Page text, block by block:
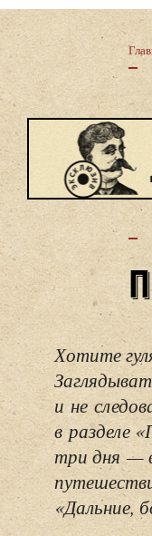
Хотите
и не
в разделе
три дня —
«Дальние,